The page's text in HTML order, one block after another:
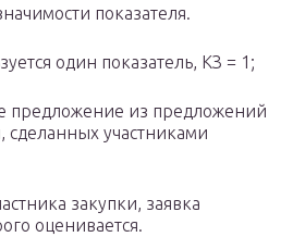
показателя.
один показатель, КЗ = 1;
предложение из предложений
участниками
закупки, заявка
оценивается.